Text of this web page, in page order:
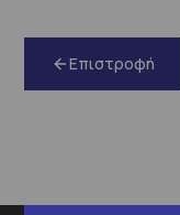
Επιστροφή